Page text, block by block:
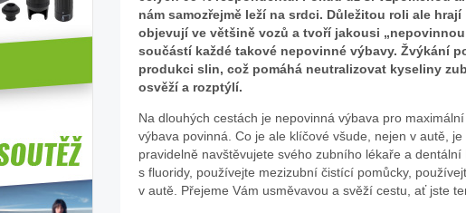
nám samozřejmě leží na srdci. Důležitou roli ale
objevují ve většině vozů a tvoří jakousi
součástí každé takové nepovinné výbavy. Žvýkání
produkci slin, což pomáhá neutralizovat kyseliny
osvěží a rozptýlí.
Na dlouhých cestách je nepovinná výbava pro
výbava povinná. Co je ale klíčové všude, nejen v autě,
pravidelně navštěvujete svého zubního lékaře a
s fluoridy, používejte mezizubní čistící pomůcky,
v autě. Přejeme Vám usměvavou a svěží cestu, ať jste